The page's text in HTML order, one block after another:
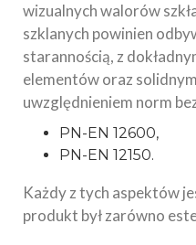
wizualnych walorów
szklanych powinien
starannością, z
elementów oraz
uwzględnieniem norm
PN-EN 12600,
PN-EN 12150.
Każdy z tych aspektów
produkt był zarówno